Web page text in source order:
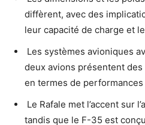
diffèrent, avec des
leur capacité de charge et
Les systèmes avioniques
deux avions présentent
en termes de
Le Rafale met l’accent sur
tandis que le F-35 est